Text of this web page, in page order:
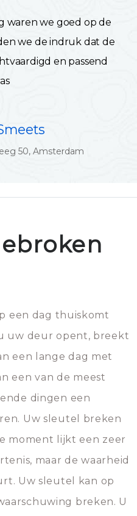
waren we goed op de
we de indruk dat de
en passend
50, Amsterdam
een dag thuiskomt
uw deur opent, breekt
een lange dag met
een van de meest
dingen een
Uw sleutel breken
moment lijkt een zeer
maar de waarheid
Uw sleutel kan op
breken. U